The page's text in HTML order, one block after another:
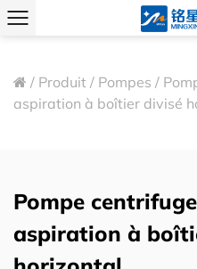
/ Produit / Pompes /
aspiration à boîtier divisé
Pompe
aspiration à